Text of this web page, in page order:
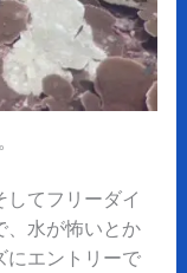
てフリーダイ
、水が怖いとか
にエントリーで